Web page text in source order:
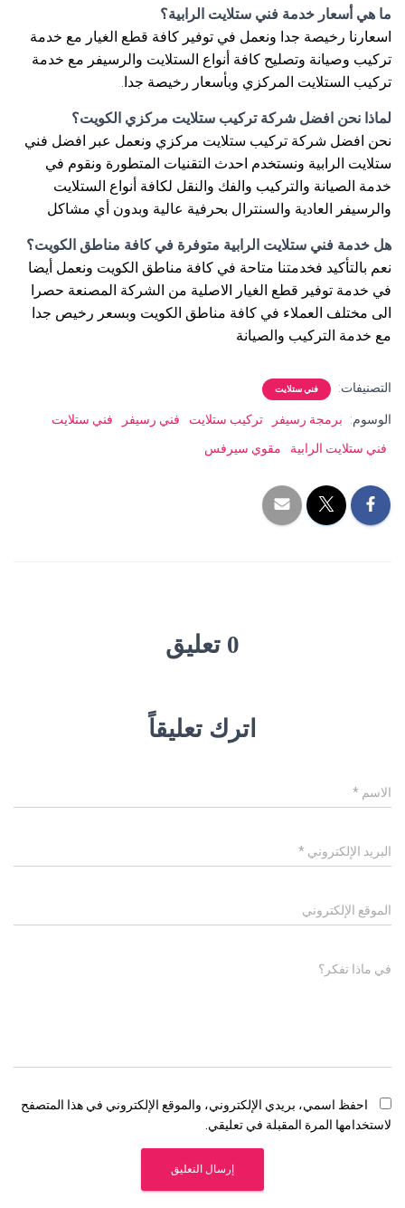
ما هي أسعار خدمة فني ستلايت الرابية؟
اسعارنا رخيصة جدا ونعمل في توفير كافة قطع الغيار مع خدمة
تركيب وصيانة وتصليح كافة أنواع الستلايت والرسيفر مع خدمة
تركيب الستلايت المركزي وبأسعار رخيصة جدا.
لماذا نحن افضل شركة تركيب ستلايت مركزي الكويت؟
نحن افضل شركة تركيب ستلايت مركزي ونعمل عبر افضل فني
ستلايت الرابية ونستخدم احدث التقنيات المتطورة ونقوم في
خدمة الصيانة والتركيب والفك والنقل لكافة أنواع الستلايت
والرسيفر العادية والسنترال بحرفية عالية وبدون أي مشاكل
هل خدمة فني ستلايت الرابية متوفرة في كافة مناطق الكويت؟
نعم بالتأكيد فخدمتنا متاحة في كافة مناطق الكويت ونعمل أيضا
في خدمة توفير قطع الغيار الاصلية من الشركة المصنعة حصرا
الى مختلف العملاء في كافة مناطق الكويت وبسعر رخيص جدا
مع خدمة التركيب والصيانة
التصنيفات: فني ستلايت
الوسوم: برمجة رسيفر تركيب ستلايت فني رسيفر
فني ستلايت
فني ستلايت الرابية
مقوي سيرفس
0 تعليق
اترك تعليقاً
الاسم *
البريد الإلكتروني *
الموقع الإلكتروني
في ماذا تفكر؟
احفظ اسمي، بريدي الإلكتروني، والموقع الإلكتروني في هذا المتصفح
لاستخدامها المرة المقبلة في تعليقي.